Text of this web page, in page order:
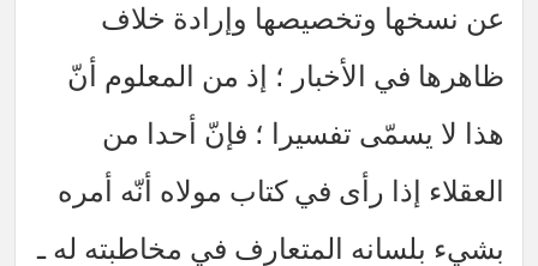
وتخصيصها وإرادة خلاف
الأخبار ؛ إذ من المعلوم أنّ
تفسيرا ؛ فإنّ أحدا من
رأى في كتاب مولاه أنّه أمره
المتعارف في مخاطبته له ـ